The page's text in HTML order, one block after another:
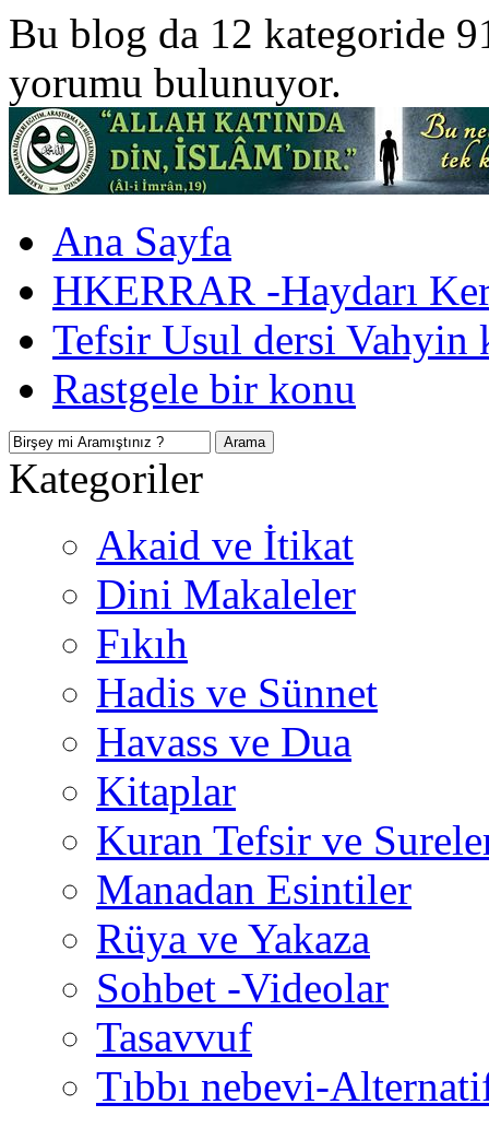
Bu blog da 12 kategoride
yorumu bulunuyor.
Ana Sayfa
HKERRAR -Haydarı
Tefsir Usul dersi Vahyin
Rastgele bir konu
Kategoriler
Akaid ve İtikat
Dini Makaleler
Fıkıh
Hadis ve Sünnet
Havass ve Dua
Kitaplar
Kuran Tefsir ve
Manadan Esintiler
Rüya ve Yakaza
Sohbet -Videolar
Tasavvuf
Tıbbı nebevi-